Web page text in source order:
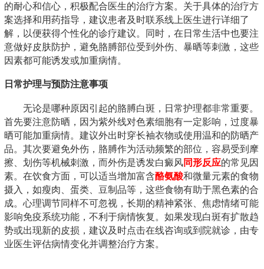
的耐心和信心，积极配合医生的治疗方案。关于具体的治疗方
案选择和用药指导，建议患者及时联系线上医生进行详细了
解，以便获得个性化的诊疗建议。同时，在日常生活中也要注
意做好皮肤防护，避免胳膊部位受到外伤、暴晒等刺激，这些
因素都可能诱发或加重病情。
日常护理与预防注意事项
无论是哪种原因引起的胳膊白斑，日常护理都非常重要。
首先要注意防晒，因为紫外线对色素细胞有一定影响，过度暴
晒可能加重病情。建议外出时穿长袖衣物或使用温和的防晒产
品。其次要避免外伤，胳膊作为活动频繁的部位，容易受到摩
擦、划伤等机械刺激，而外伤是诱发白癜风同形反应的常见因
素。在饮食方面，可以适当增加富含酪氨酸和微量元素的食物
摄入，如瘦肉、蛋类、豆制品等，这些食物有助于黑色素的合
成。心理调节同样不可忽视，长期的精神紧张、焦虑情绪可能
影响免疫系统功能，不利于病情恢复。如果发现白斑有扩散趋
势或出现新的皮损，建议及时点击在线咨询或到院就诊，由专
业医生评估病情变化并调整治疗方案。